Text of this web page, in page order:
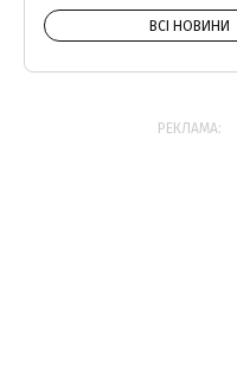
ВСІ НОВИНИ
РЕКЛАМА: